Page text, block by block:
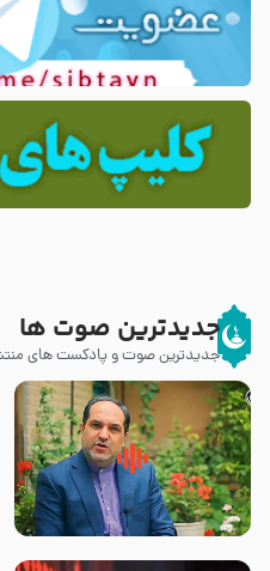
جدیدترین صوت ها
جدیدترین صوت و پادکست های
پیامبر صلی الله علیه وآله و سلم
فرمودند وای بر بچه های آخر